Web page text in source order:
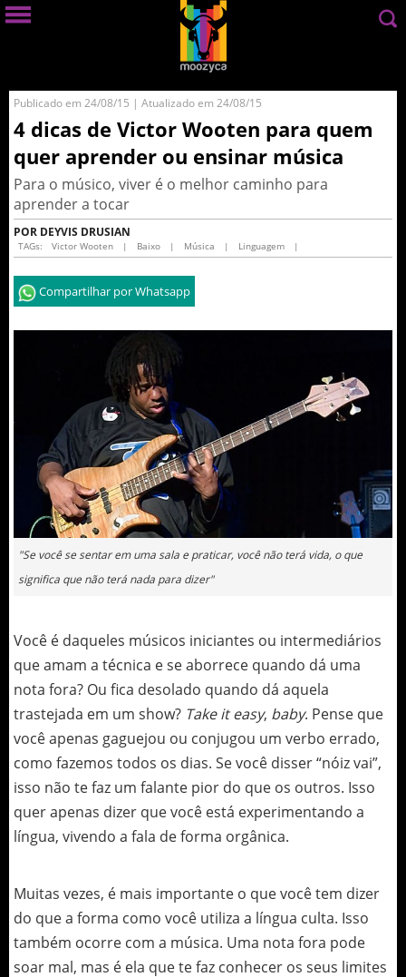
Publicado em 24/08/15 | Atualizado em 24/08/15
4 dicas de Victor Wooten para quem
quer aprender ou ensinar música
Para o músico, viver é o melhor caminho para
aprender a tocar
POR DEYVIS DRUSIAN
TAGs: Victor Wooten | Baixo | Música | Linguagem |
Compartilhar por Whatsapp
"Se você se sentar em uma sala e praticar, você não terá vida, o que
significa que não terá nada para dizer"
Você é daqueles músicos iniciantes ou intermediários
que amam a técnica e se aborrece quando dá uma
nota fora? Ou fica desolado quando dá aquela
trastejada em um show? Take it easy, baby. Pense que
você apenas gaguejou ou conjugou um verbo errado,
como fazemos todos os dias. Se você disser “nóiz vai”,
isso não te faz um falante pior do que os outros. Isso
quer apenas dizer que você está experimentando a
língua, vivendo a fala de forma orgânica.
Muitas vezes, é mais importante o que você tem dizer
do que a forma como você utiliza a língua culta. Isso
também ocorre com a música. Uma nota fora pode
soar mal, mas é ela que te faz conhecer os seus limites